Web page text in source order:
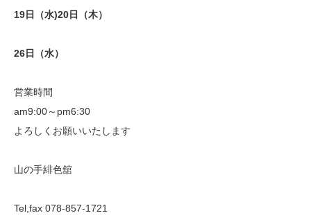
19日（水)20日（木）
26日（水）
営業時間
am9:00～pm6:30
よろしくお願いいたします
山の手緋色舘
Tel,fax 078-857-1721